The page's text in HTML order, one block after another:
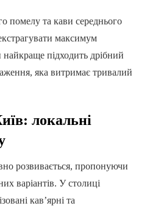
помелу та кави середнього
максимум
підходить дрібний
яка витримає тривалий
локальні
розвивається, пропонуючи
варіантів. У столиці
кав’ярні та